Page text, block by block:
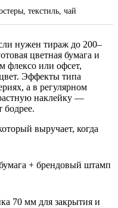
текстиль, чай
нужен тираж до 200–
цветная бумага и
или офсет,
Эффекты типа
а в регулярном
наклейку —
бодрее.
выручает, когда
+ брендовый штамп
70 мм для закрытия и